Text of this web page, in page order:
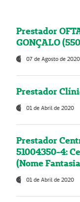
Prestador
GONÇALO
07 de Agosto de 2020
Prestador
01 de Abril de 2020
Prestador
51004350-4:
(Nome
01 de Abril de 2020